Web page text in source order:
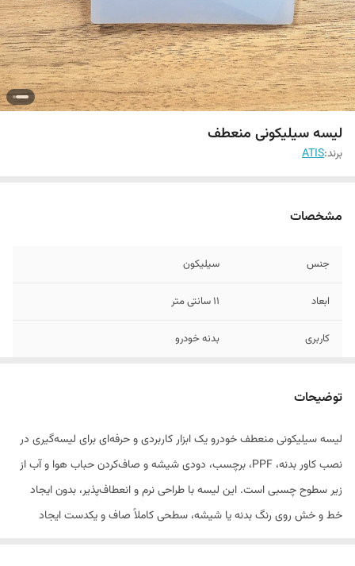
لیسه سیلیکونی منعطف
برند:ATIS
مشخصات
جنس سیلیکون
ابعاد ۱۱ سانتی متر
کاربری بدنه خودرو
توضیحات
لیسه سیلیکونی منعطف خودرو یک ابزار کاربردی و حرفه‌ای برای لیسه‌گیری در
نصب کاور بدنه، PPF، برچسب، دودی شیشه و صاف‌کردن حباب هوا و آب از
زیر سطوح چسبی است. این لیسه با طراحی نرم و انعطاف‌پذیر، بدون ایجاد
خط و خش روی رنگ بدنه یا شیشه، سطحی کاملاً صاف و یکدست ایجاد